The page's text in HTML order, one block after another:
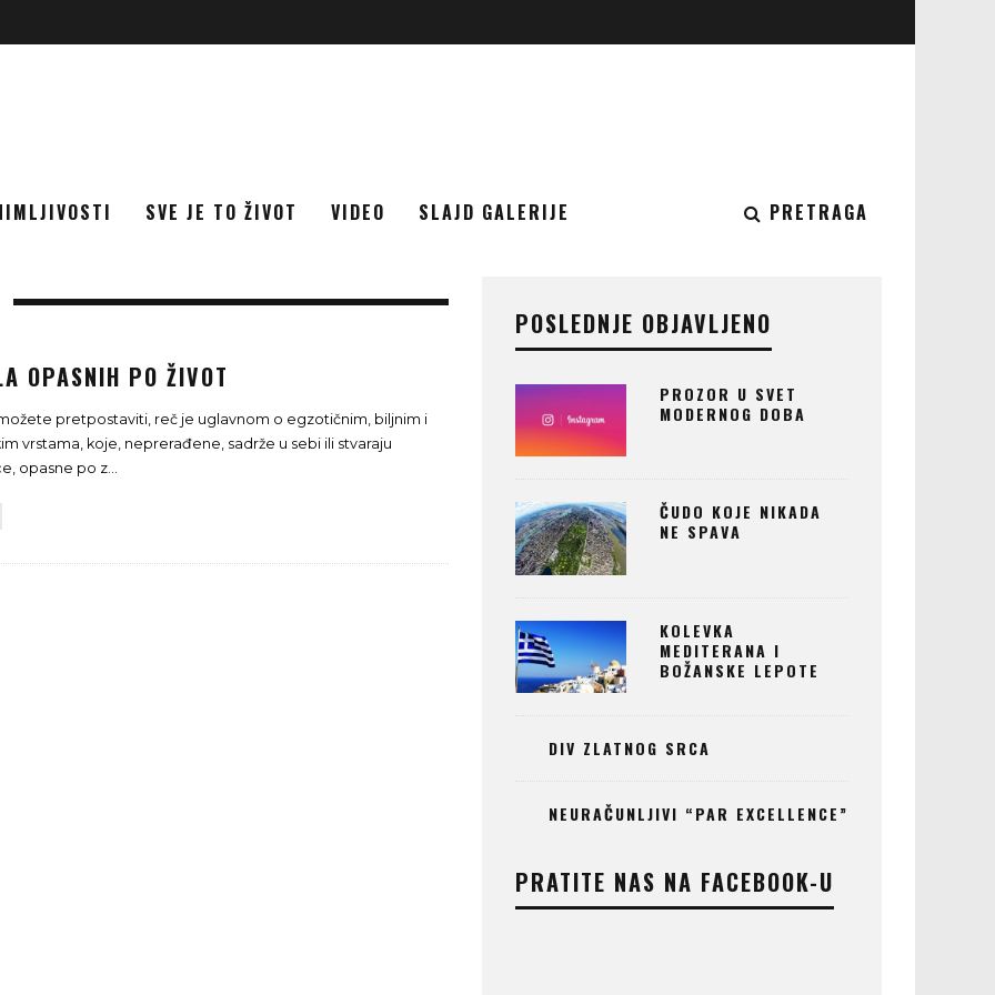
SVE JE TO ŽIVOT VIDEO SLAJD GALERIJE PRETRAGA
OPASNIH PO ŽIVOT
pretpostaviti, reč je uglavnom o egzotičnim, biljnim i
vrstama, koje, neprerađene, sadrže u sebi ili stvaraju
opasne po z...
POSLEDNJE OBJAVLJENO
PROZOR U SVET
MODERNOG DOBA
ČUDO KOJE NIKADA
NE SPAVA
KOLEVKA
MEDITERANA I
BOŽANSKE LEPOTE
DIV ZLATNOG SRCA
NEURAČUNLJIVI “PAR EXCELLENCE”
PRATITE NAS NA FACEBOOK-U